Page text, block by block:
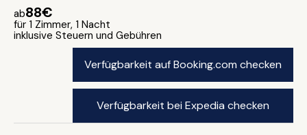
ab88€
für 1 Zimmer, 1 Nacht
inklusive Steuern und Gebühren
Verfügbarkeit auf Booking.com checken
Verfügbarkeit bei Expedia checken